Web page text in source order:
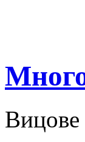
Вицове